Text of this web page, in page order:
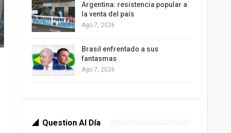
Argentina: resistencia popular a
la venta del país
Ago 7, 2026
Brasil enfrentado a sus
fantasmas
Ago 7, 2026
Question Al Día